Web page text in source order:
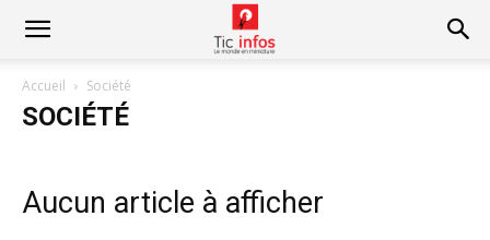
Accueil Société
SOCIÉTÉ
Aucun article à afficher